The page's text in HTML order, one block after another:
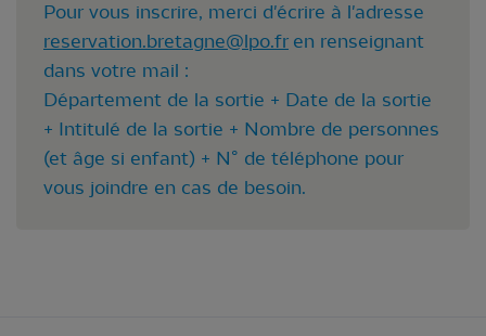
Pour vous inscrire, merci d'écrire à l'adresse
reservation.bretagne@lpo.fr en renseignant
dans votre mail :
Département de la sortie + Date de la sortie
+ Intitulé de la sortie + Nombre de personnes
(et âge si enfant) + N° de téléphone pour
vous joindre en cas de besoin.